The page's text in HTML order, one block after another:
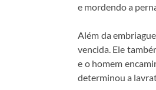
e mordendo a
Além da
vencida. Ele
e o homem
determinou a